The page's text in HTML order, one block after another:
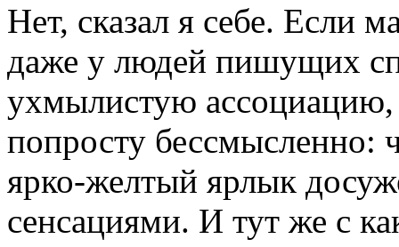
Нет, сказал я себе. Если
даже у людей пишущих
ухмылистую ассоциацию,
попросту бессмысленно:
ярко-желтый ярлык
сенсациями. И тут же с